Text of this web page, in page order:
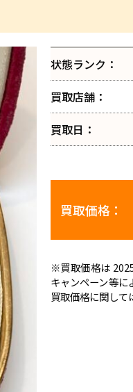
状態ランク：
買取店舗：
買取日：
買取価格：
※買取価格は
キャンペーン等に
買取価格に関して